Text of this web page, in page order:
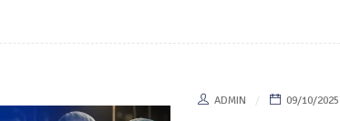
ADMIN 09/10/2025